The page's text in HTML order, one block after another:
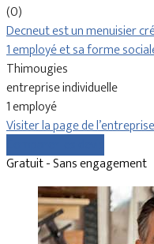
(0)
Decneut est un menuisier
1 employé et sa forme
Thimougies
entreprise individuelle
1 employé
Visiter la page de
Gratuit - Sans engagement